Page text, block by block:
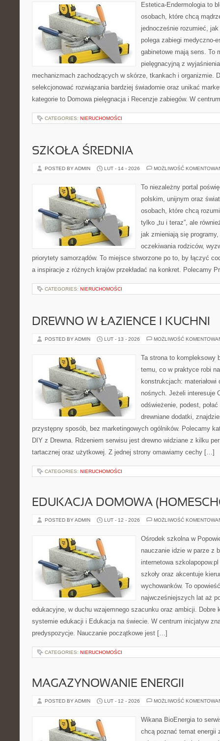
Estetica-Endermologia to
osobach, które chcą
jednocześnie rozumieć,
polega zabiegi medyczno-
gabinetowe mają sens. To
pielęgnacyjną z
mechanizmach zachodzących w skórze, tkankach i organizmie.
selekcjonować rozwiązania bardziej świadomie oraz unikać
kategorie to Domowa pielęgnacja i Recenzje zabiegów. W
CATEGORIES: NIERUCHOMOŚCI
SZKOŁA ŚREDNIA
POSTED BY ADMIN LUT - 14 - 2026 MOŻLIWOŚĆ
To niezależny portal
polskim, unijnym oraz
osobach, które chcą
tylko „tu i teraz”, ale
jak zmieniają się
oczekiwania rodziców,
priorytety samorządów. To miejsce stworzone po to, by łączyć
a inspiracje z różnych krajów przekładać na konkret. Polecamy
CATEGORIES: NIERUCHOMOŚCI
DREWNO W ŁAZIENCE I KUCHNI
POSTED BY ADMIN LUT - 13 - 2026 MOŻLIWOŚĆ
Ta strona to kompleksowy
temu, co w praktyce robi
konstrukcjach:
nośnych. Jeżeli interesuje
odświeżenie, podest,
drewniane dodatki,
przystępny sposób, bez marketingowych ogólników. Polecamy
DIY z Drewna. Rdzeniem serwisu jest drewno widziane z kilku
tartacznej oraz użytkowej. Z jednej strony omawiamy cechy […]
CATEGORIES: NIERUCHOMOŚCI
EDUKACJA DOMOWA
POSTED BY ADMIN LUT - 12 - 2026 MOŻLIWOŚĆ
Ośrodek szkolna w
nauczanie idzie w parze z
internetowa
szkoły oraz akcentuje
wychowanków. To
najwcześniejszych lat aż
edukacyjne, w duchu wzajemnego szacunku oraz ambicji. Dobre
systemie edukacji i Edukacja na świecie. W centrum inicjatyw
predyspozycje. Nauczanie początkowe jest […]
CATEGORIES: NIERUCHOMOŚCI
MAGAZYNOWANIE ENERGII
POSTED BY ADMIN LUT - 12 - 2026 MOŻLIWOŚĆ
Wikana BioEnergia to
chcą poznać temat energii